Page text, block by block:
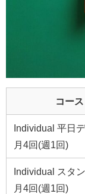
コース
Individual 平日
月4回(週1回)
Individual スタ
月4回(週1回)